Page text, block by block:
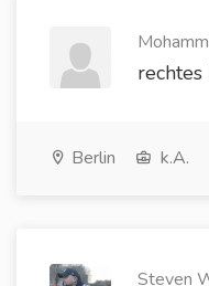
Berlin k.A.
Steven